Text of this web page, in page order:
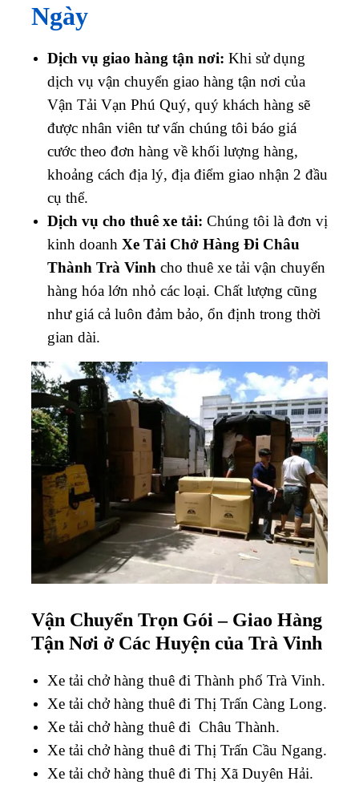
Ngày
Dịch vụ giao hàng tận nơi: Khi sử dụng
dịch vụ vận chuyển giao hàng tận nơi của
Vận Tải Vạn Phú Quý, quý khách hàng sẽ
được nhân viên tư vấn chúng tôi báo giá
cước theo đơn hàng về khối lượng hàng,
khoảng cách địa lý, địa điểm giao nhận 2 đầu
cụ thể.
Dịch vụ cho thuê xe tải: Chúng tôi là đơn vị
kinh doanh Xe Tải Chở Hàng Đi Châu
Thành Trà Vinh cho thuê xe tải vận chuyển
hàng hóa lớn nhỏ các loại. Chất lượng cũng
như giá cả luôn đảm bảo, ổn định trong thời
gian dài.
Vận Chuyển Trọn Gói – Giao Hàng
Tận Nơi ở Các Huyện của Trà Vinh
Xe tải chở hàng thuê đi Thành phố Trà Vinh.
Xe tải chở hàng thuê đi Thị Trấn Càng Long.
Xe tải chở hàng thuê đi Châu Thành.
Xe tải chở hàng thuê đi Thị Trấn Cầu Ngang.
Xe tải chở hàng thuê đi Thị Xã Duyên Hải.